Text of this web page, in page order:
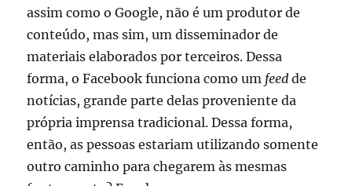
assim como o Google, não é um produtor de
conteúdo, mas sim, um disseminador de
materiais elaborados por terceiros. Dessa
forma, o Facebook funciona como um feed de
notícias, grande parte delas proveniente da
própria imprensa tradicional. Dessa forma,
então, as pessoas estariam utilizando somente
outro caminho para chegarem às mesmas